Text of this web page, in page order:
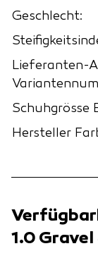
Geschlecht:
Lieferanten-
Schuhgrösse
Hersteller
1.0 Gravel